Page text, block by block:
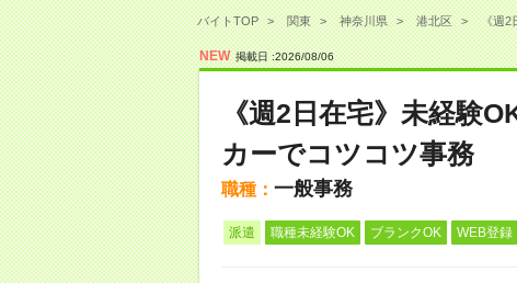
バイトTOP 関東 神奈川県 港北区 《週2
NEW 掲載日 :2026/08/06
《週2日在宅》未経験
カーでコツコツ事務
職種： 一般事務
派遣 職種未経験OK ブランクOK WEB登録